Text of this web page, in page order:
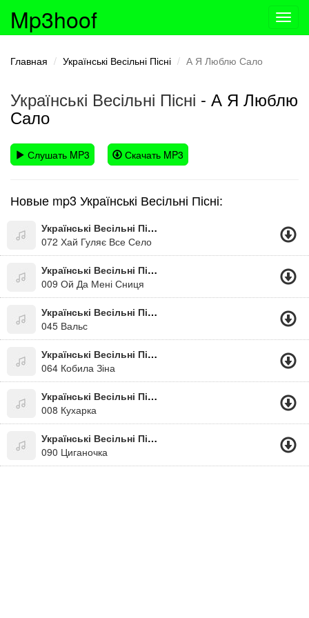
Mp3hoof
Главная Українські Весільні Пісні А Я Люблю Сало
Українські Весільні Пісні - А Я Люблю
Сало
Слушать MP3 Скачать MP3
Новые mp3 Українські Весільні Пісні:
Українські Весільні Пісні
072 Хай Гуляє Все Село
Українські Весільні Пісні
009 Ой Да Мені Сниця
Українські Весільні Пісні
045 Вальс
Українські Весільні Пісні
064 Кобила Зіна
Українські Весільні Пісні
008 Кухарка
Українські Весільні Пісні
090 Циганочка